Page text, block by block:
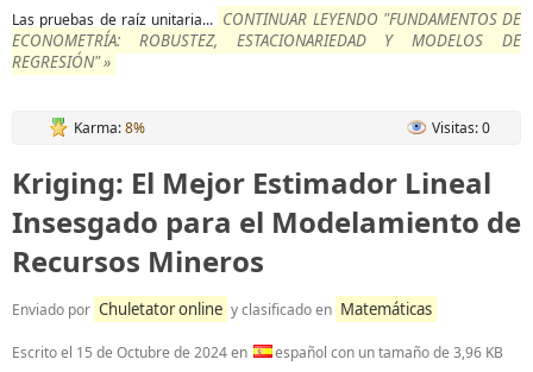
Las pruebas de raíz unitaria... CONTINUAR LEYENDO "FUNDAMENTOS DE
ECONOMETRÍA: ROBUSTEZ, ESTACIONARIEDAD Y MODELOS DE
REGRESIÓN" »
Karma:8% Visitas: 0
Kriging: El Mejor Estimador Lineal
Insesgado para el Modelamiento de
Recursos Mineros
Enviado por Chuletator online y clasificado en Matemáticas
Escrito el 15 de Octubre de 2024en español con un tamaño de 3,96 KB